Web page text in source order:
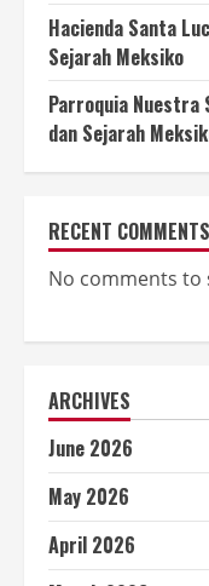
Hacienda Santa
Sejarah Meksiko
Parroquia Nuestra
dan Sejarah
RECENT COMMENTS
No comments to
ARCHIVES
June 2026
May 2026
April 2026